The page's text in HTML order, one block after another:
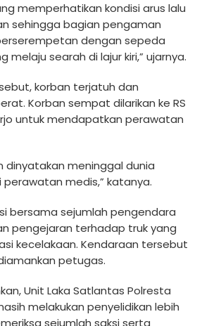
memperhatikan kondisi arus lalu
sehingga bagian pengaman
dengan sepeda
melaju searah di lajur kiri,” ujarnya.
korban terjatuh dan
Korban sempat dilarikan ke RS
untuk mendapatkan perawatan
dinyatakan meninggal dunia
medis,” katanya.
bersama sejumlah pengendara
pengejaran terhadap truk yang
kecelakaan. Kendaraan tersebut
petugas.
Unit Laka Satlantas Polresta
melakukan penyelidikan lebih